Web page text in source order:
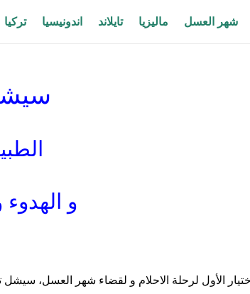
شهر العسل ماليزيا تايلاند اندونيسيا تركيا
و الهدوء
الأول لرحلة الاحلام و لقضاء شهر العسل،